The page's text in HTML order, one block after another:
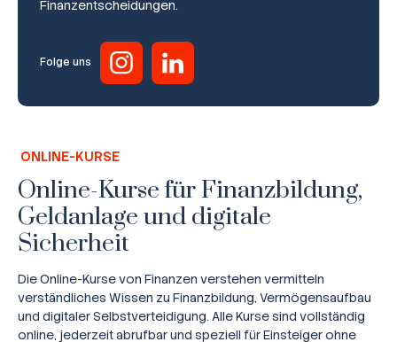
Ratgeber
Online Kurse
Finanzentscheidungen.
Folge uns
ONLINE-KURSE
Online-Kurse für Finanzbildung,
Geldanlage und digitale
Sicherheit
Die Online-Kurse von Finanzen verstehen vermitteln
verständliches Wissen zu Finanzbildung, Vermögensaufbau
und digitaler Selbstverteidigung. Alle Kurse sind vollständig
online, jederzeit abrufbar und speziell für Einsteiger ohne